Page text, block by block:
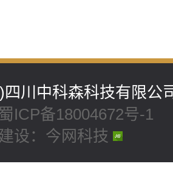
四川中科森科技有限
ICP备18004672号-1
设：今网科技